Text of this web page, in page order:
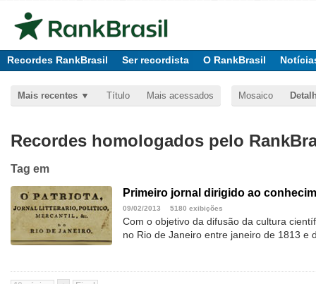
Recordes RankBrasil Ser recordista O RankBrasil
Mais recentes Título Mais acessados Mosaico
Recordes homologados pelo
Tag em
Primeiro jornal dirigido ao
09/02/2013 5180 exibições
Com o objetivo da difusão da cultura
no Rio de Janeiro entre janeiro de 1813 e